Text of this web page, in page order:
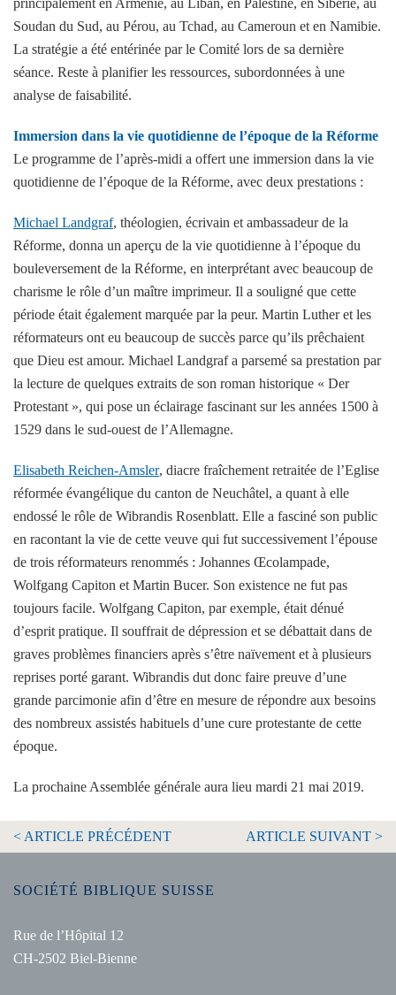
principalement en Arménie, au Liban, en Palestine, en Sibérie, au
Soudan du Sud, au Pérou, au Tchad, au Cameroun et en Namibie.
La stratégie a été entérinée par le Comité lors de sa dernière
séance. Reste à planifier les ressources, subordonnées à une
analyse de faisabilité.
Immersion dans la vie quotidienne de l’époque de la Réforme
Le programme de l’après-midi a offert une immersion dans la vie
quotidienne de l’époque de la Réforme, avec deux prestations :
Michael Landgraf, théologien, écrivain et ambassadeur de la
Réforme, donna un aperçu de la vie quotidienne à l’époque du
bouleversement de la Réforme, en interprétant avec beaucoup de
charisme le rôle d’un maître imprimeur. Il a souligné que cette
période était également marquée par la peur. Martin Luther et les
réformateurs ont eu beaucoup de succès parce qu’ils prêchaient
que Dieu est amour. Michael Landgraf a parsemé sa prestation par
la lecture de quelques extraits de son roman historique « Der
Protestant », qui pose un éclairage fascinant sur les années 1500 à
1529 dans le sud-ouest de l’Allemagne.
Elisabeth Reichen-Amsler, diacre fraîchement retraitée de l’Eglise
réformée évangélique du canton de Neuchâtel, a quant à elle
endossé le rôle de Wibrandis Rosenblatt. Elle a fasciné son public
en racontant la vie de cette veuve qui fut successivement l’épouse
de trois réformateurs renommés : Johannes Œcolampade,
Wolfgang Capiton et Martin Bucer. Son existence ne fut pas
toujours facile. Wolfgang Capiton, par exemple, était dénué
d’esprit pratique. Il souffrait de dépression et se débattait dans de
graves problèmes financiers après s’être naïvement et à plusieurs
reprises porté garant. Wibrandis dut donc faire preuve d’une
grande parcimonie afin d’être en mesure de répondre aux besoins
des nombreux assistés habituels d’une cure protestante de cette
époque.
La prochaine Assemblée générale aura lieu mardi 21 mai 2019.
< ARTICLE PRÉCÉDENT ARTICLE SUIVANT >
SOCIÉTÉ BIBLIQUE SUISSE
Rue de l’Hôpital 12
CH-2502 Biel-Bienne